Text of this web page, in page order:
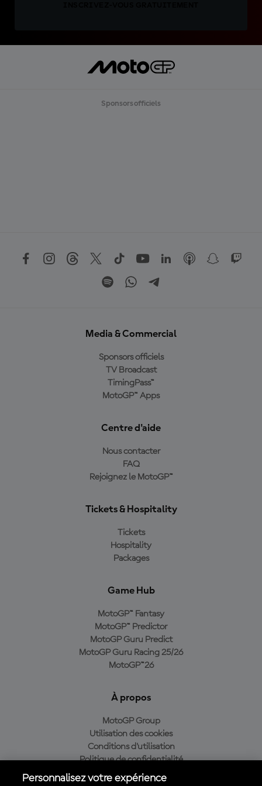
Sponsors officiels
Media & Commercial
Sponsors officiels
TV Broadcast
TimingPass™
MotoGP™ Apps
Centre d'aide
Nous contacter
FAQ
Rejoignez le MotoGP™
Tickets & Hospitality
Tickets
Hospitality
Packages
Game Hub
MotoGP™ Fantasy
MotoGP™ Predictor
MotoGP Guru Predict
MotoGP Guru Racing 25/26
MotoGP™26
À propos
MotoGP Group
Utilisation des cookies
Conditions d'utilisation
Politique de confidentialité
Politique d’achat
Personnalisez votre expérience